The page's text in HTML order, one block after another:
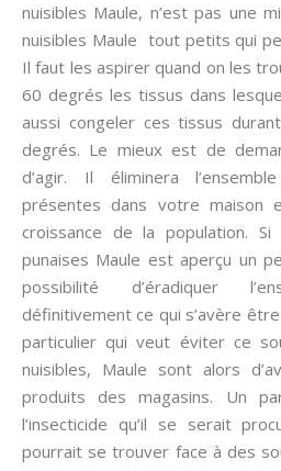
nuisibles Maule, n’est pas une
nuisibles Maule tout petits qui
Il faut les aspirer quand on les
60 degrés les tissus dans
aussi congeler ces tissus
degrés. Le mieux est de
d’agir. Il éliminera
présentes dans votre maison
croissance de la population.
punaises Maule est aperçu un
possibilité d’éradiquer
définitivement ce qui s’avère
particulier qui veut éviter ce
nuisibles, Maule sont alors
produits des magasins. Un
l’insecticide qu’il se serait
pourrait se trouver face à des